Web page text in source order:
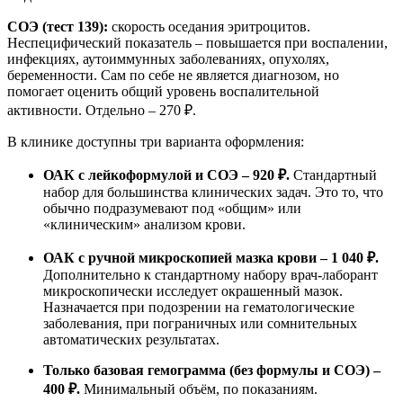
СОЭ (тест 139): скорость оседания эритроцитов.
Неспецифический показатель – повышается при воспалении,
инфекциях, аутоиммунных заболеваниях, опухолях,
беременности. Сам по себе не является диагнозом, но
помогает оценить общий уровень воспалительной
активности. Отдельно – 270 ₽.
В клинике доступны три варианта оформления:
ОАК с лейкоформулой и СОЭ – 920 ₽. Стандартный
набор для большинства клинических задач. Это то, что
обычно подразумевают под «общим» или
«клиническим» анализом крови.
ОАК с ручной микроскопией мазка крови – 1 040 ₽.
Дополнительно к стандартному набору врач-лаборант
микроскопически исследует окрашенный мазок.
Назначается при подозрении на гематологические
заболевания, при пограничных или сомнительных
автоматических результатах.
Только базовая гемограмма (без формулы и СОЭ) –
400 ₽. Минимальный объём, по показаниям.